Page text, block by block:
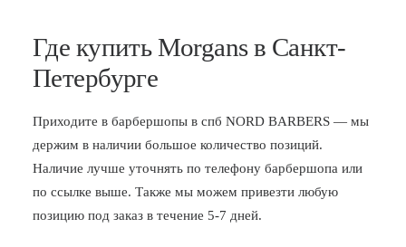
Где купить Morgans в Санкт-
Петербурге
Приходите в барбершопы в спб NORD BARBERS — мы
держим в наличии большое количество позиций.
Наличие лучше уточнять по телефону барбершопа или
по ссылке выше. Также мы можем привезти любую
позицию под заказ в течение 5-7 дней.